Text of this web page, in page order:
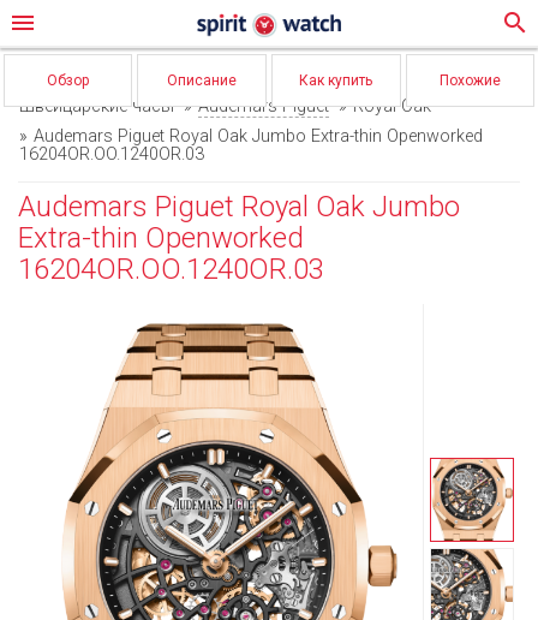
menu search
Обзор Описание Как купить Похожие
Швейцарские часы Audemars Piguet
Royal Oak
Audemars Piguet Royal Oak Jumbo Extra-thin Openworked
16204OR.OO.1240OR.03
Audemars Piguet Royal Oak Jumbo
Extra-thin Openworked
16204OR.OO.1240OR.03